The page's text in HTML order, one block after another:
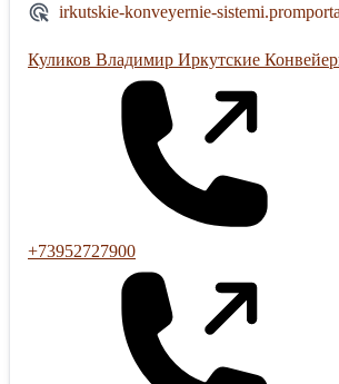
irkutskie-konveyernie-
Куликов Владимир Иркутские
+73952727900